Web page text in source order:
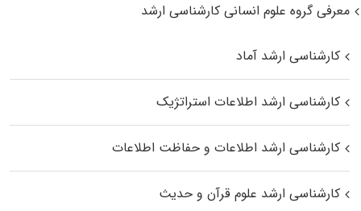
معرفی گروه علوم انسانی کارشناسی ارشد
کارشناسی ارشد آماد
کارشناسی ارشد اطلاعات استراتژیک
کارشناسی ارشد اطلاعات و حفاظت اطلاعات
کارشناسی ارشد علوم قرآن و حدیث